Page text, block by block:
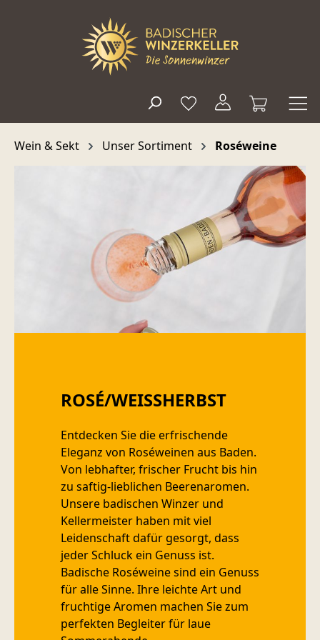
Wein & Sekt Unser Sortiment Roséweine
ROSÉ/WEISSHERBST
Entdecken Sie die erfrischende
Eleganz von Roséweinen aus Baden.
Von lebhafter, frischer Frucht bis hin
zu saftig-lieblichen Beerenaromen.
Unsere badischen Winzer und
Kellermeister haben mit viel
Leidenschaft dafür gesorgt, dass
jeder Schluck ein Genuss ist.
Badische Roséweine sind ein Genuss
für alle Sinne. Ihre leichte Art und
fruchtige Aromen machen Sie zum
perfekten Begleiter für laue